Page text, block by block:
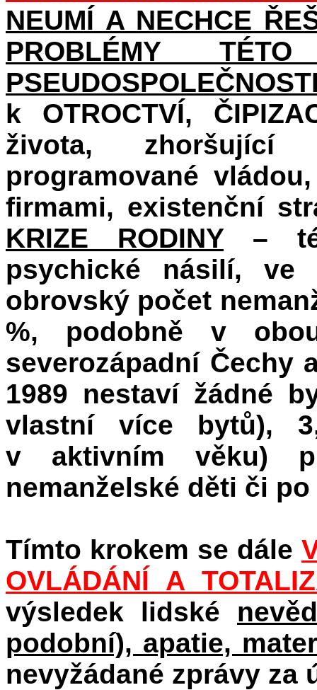
NEUMÍ A NECHCE
PROBLÉMY
k OTROCTVÍ,
života,
programované
firmami, existenční
KRIZE RODINY–
psychické násilí,
obrovský počet
%, podobně v
severozápadní Čechy
1989 nestaví žádné
vlastní více bytů),
v aktivním věku)
nemanželské děti či
Tímto krokem se dále
OVLÁDÁNÍ A
výsledek lidské
podobní), apatie,
nevyžádané zprávy za